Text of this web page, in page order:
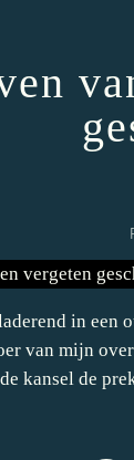
in een
van mijn
kansel de